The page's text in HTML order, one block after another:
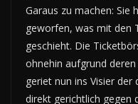
Garaus zu machen: Sie
geworfen, was mit den
geschieht. Die
ohnehin aufgrund
geriet nun ins Visier
direkt gerichtlich gegen